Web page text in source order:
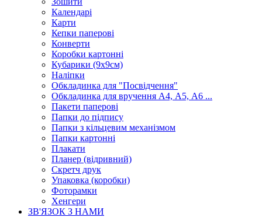
Календарі
Карти
Кепки паперові
Конверти
Коробки картонні
Кубарики (9х9см)
Наліпки
Обкладинка для "Посвідчення"
Обкладинка для вручення А4, А5, А6 ...
Пакети паперові
Папки до підпису
Папки з кільцевим механізмом
Папки картонні
Плакати
Планер (відривний)
Скретч друк
Упаковка (коробки)
Фоторамки
Хенгери
ЗВ'ЯЗОК З НАМИ